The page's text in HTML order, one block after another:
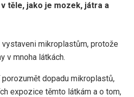
těle, jako je mozek, játra a
mikroplastům, protože
v mnoha látkách.
dopadu mikroplastů,
expozice těmto látkám a o tom,